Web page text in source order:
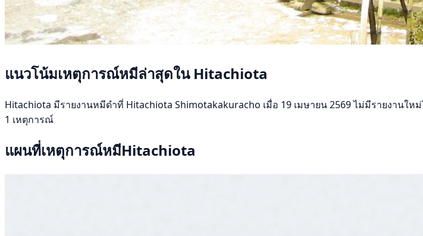
แนวโน้มเหตุการณ์หมีล่าสุดใน Hitachiota
Hitachiota มีรายงานหมีดำที่ Hitachiota Shimotakakuracho เมื่อ 19 เมษายน 2569 ไม่มีรายงาน
1 เหตุการณ์
แผนที่เหตุการณ์หมีHitachiota